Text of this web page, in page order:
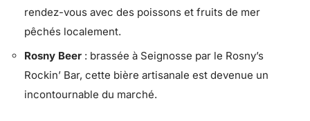
rendez-vous avec des poissons et fruits de mer
pêchés localement.
Rosny Beer : brassée à Seignosse par le Rosny’s
Rockin’ Bar, cette bière artisanale est devenue un
incontournable du marché.